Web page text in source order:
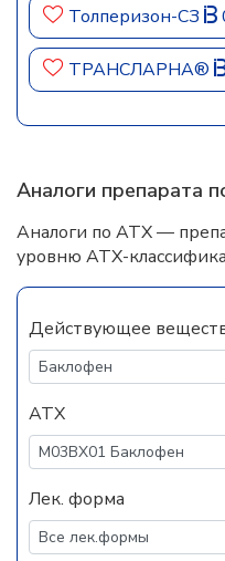
Толперизон-СЗ
ТРАНСЛАРНА®
Аналоги препарата
Аналоги по АТХ —
уровню АТХ-
Действующее
АТХ
Лек. форма